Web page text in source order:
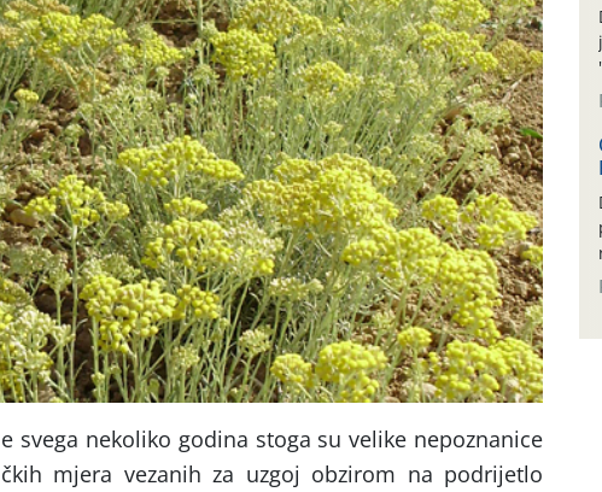
svega nekoliko godina stoga su velike nepoznanice
mjera vezanih za uzgoj obzirom na podrijetlo